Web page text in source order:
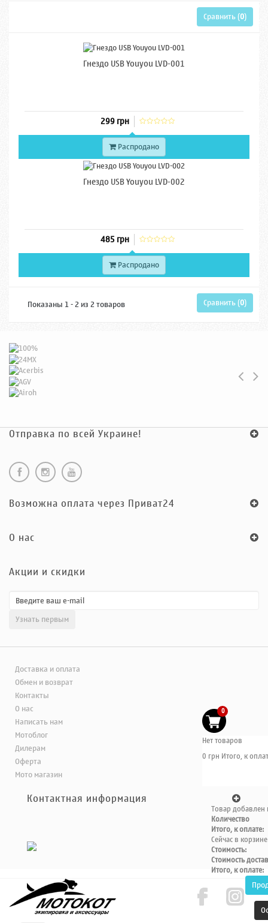
Сравнить (0)
Гнездо USB Youyou LVD-001
299 грн
Распродано
Гнездо USB Youyou LVD-002
485 грн
Распродано
Показаны 1 - 2 из 2 товаров Сравнить (0)
Отправка по всей Украине!
Возможна оплата через Приват24
O нас
Акции и скидки
Доставка и оплата
Обмен и возврат
Контакты
О нас
Написать нам
Мотоблог
Дилерам
Оферта
Мото магазин
Контактная информация
0
Нет товаров
0 грн Итого, к
Товар добавлен
Количество
Итого, к оплате:
Сейчас в
Стоимость:
Стоимость
Итого, к оплате: